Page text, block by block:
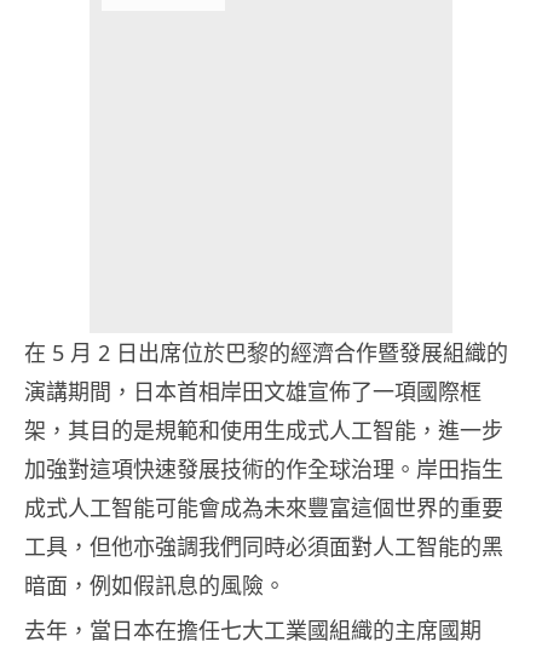
在 5 月 2 日出席位於巴黎的經濟合作暨發展組織的
演講期間，日本首相岸田文雄宣佈了一項國際框
架，其目的是規範和使用生成式人工智能，進一步
加強對這項快速發展技術的作全球治理。岸田指生
成式人工智能可能會成為未來豐富這個世界的重要
工具，但他亦強調我們同時必須面對人工智能的黑
暗面，例如假訊息的風險。
去年，當日本在擔任七大工業國組織的主席國期